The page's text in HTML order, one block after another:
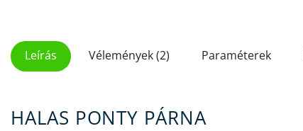
Leírás Vélemények (2) Paraméterek
HALAS PONTY PÁRNA